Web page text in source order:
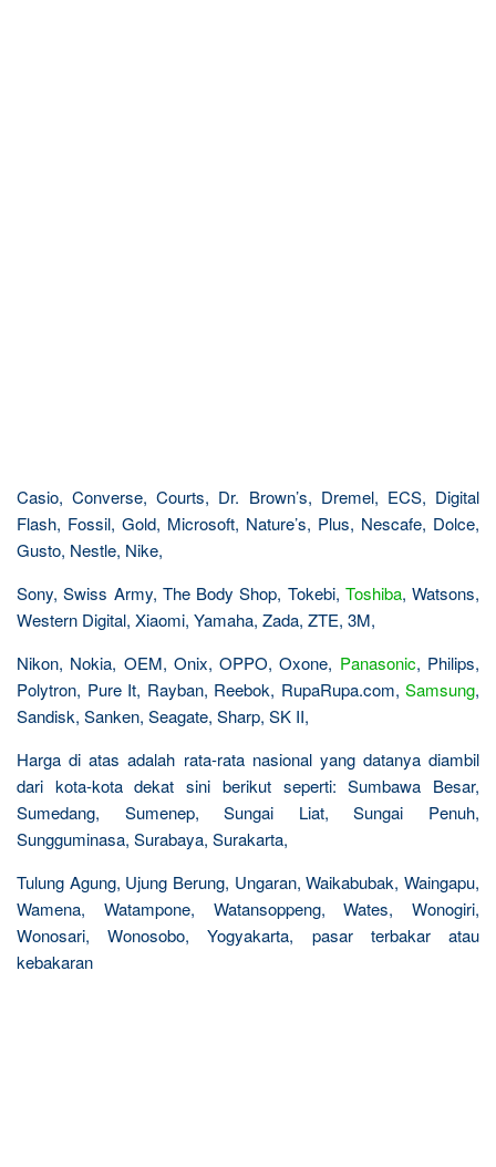
Casio, Converse, Courts, Dr. Brown’s, Dremel, ECS, Digital
Flash, Fossil, Gold, Microsoft, Nature’s, Plus, Nescafe, Dolce,
Gusto, Nestle, Nike,
Sony, Swiss Army, The Body Shop, Tokebi, Toshiba, Watsons,
Western Digital, Xiaomi, Yamaha, Zada, ZTE, 3M,
Nikon, Nokia, OEM, Onix, OPPO, Oxone, Panasonic, Philips,
Polytron, Pure It, Rayban, Reebok, RupaRupa.com, Samsung,
Sandisk, Sanken, Seagate, Sharp, SK II,
Harga di atas adalah rata-rata nasional yang datanya diambil
dari kota-kota dekat sini berikut seperti: Sumbawa Besar,
Sumedang, Sumenep, Sungai Liat, Sungai Penuh,
Sungguminasa, Surabaya, Surakarta,
Tulung Agung, Ujung Berung, Ungaran, Waikabubak, Waingapu,
Wamena, Watampone, Watansoppeng, Wates, Wonogiri,
Wonosari, Wonosobo, Yogyakarta, pasar terbakar atau
kebakaran